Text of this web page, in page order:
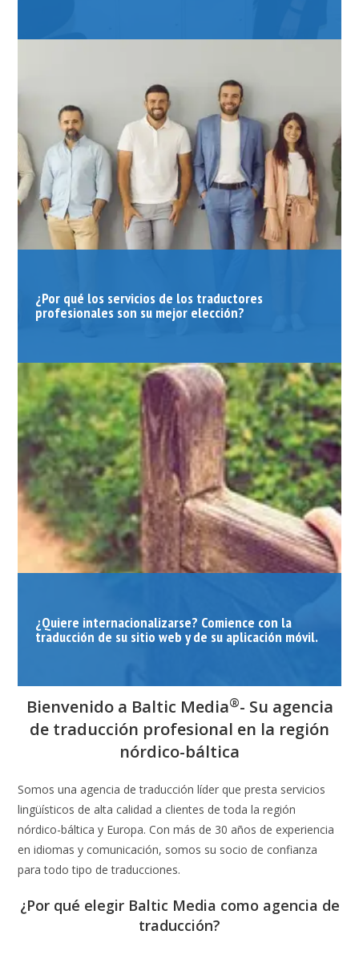
¿Por qué los servicios de los traductores
profesionales son su mejor elección?
¿Quiere internacionalizarse? Comience con la
traducción de su sitio web y de su aplicación móvil.
Bienvenido a Baltic Media®- Su agencia
de traducción profesional en la región
nórdico-báltica
Somos una agencia de traducción líder que presta servicios
lingüísticos de alta calidad a clientes de toda la región
nórdico-báltica y Europa. Con más de 30 años de experiencia
en idiomas y comunicación, somos su socio de confianza
para todo tipo de traducciones.
¿Por qué elegir Baltic Media como agencia de
traducción?